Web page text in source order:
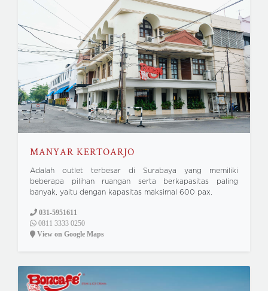
MANYAR KERTOARJO
Adalah outlet terbesar di Surabaya yang memiliki
beberapa pilihan ruangan serta berkapasitas paling
banyak, yaitu dengan kapasitas maksimal 600 pax.
031-5951611
0811 3333 0250
View on Google Maps